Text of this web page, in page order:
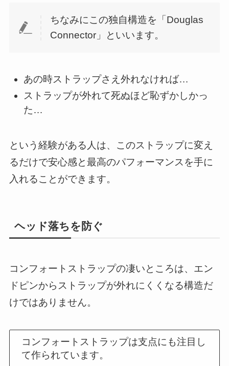
ちなみにこの独自構造を「Douglas
Connector」といいます。
あの時ストラップさえ外れなければ…
ストラップが外れて死ぬほど恥ずかしかっ
た…
という経験がある人は、このストラップに変え
るだけで安心感と最高のパフォーマンスを手に
入れることができます。
ヘッド落ちを防ぐ
コンフォートストラップの凄いところは、エン
ドピンからストラップが外れにくくなる構造だ
けではありません。
コンフォートストラップは支点にも注目し
て作られています。